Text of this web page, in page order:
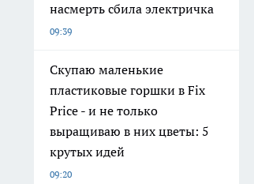
насмерть сбила электричка
09:39
Скупаю маленькие
пластиковые горшки в Fix
Price - и не только
выращиваю в них цветы: 5
крутых идей
09:20